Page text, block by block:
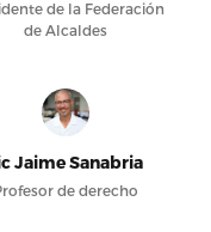
de la Federación
de Alcaldes
Jaime Sanabria
de derecho